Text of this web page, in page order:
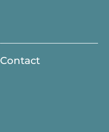
Contact